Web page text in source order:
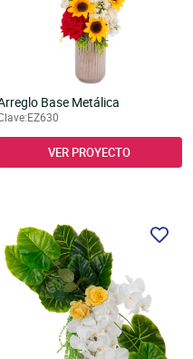
Base Metálica
VER PROYECTO